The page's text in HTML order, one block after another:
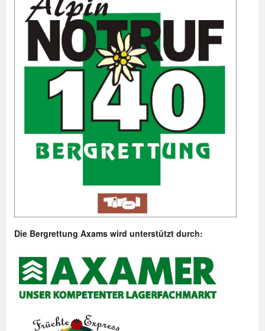
Die Bergrettung Axams wird unterstützt durch: